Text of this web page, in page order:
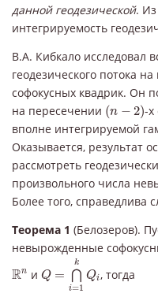
данной геодезической. Из
интегрируемость
В.А. Кибкало исследовал
геодезического потока
софокусных квадрик. Он
на пересечении (n − 2)
(n ) -х
вполне интегрируемой
Оказывается, результат
рассмотреть
произвольного числа
Более того, справедлива
Теорема 1 (Белозеров).
невырожденные
Rn
Rn и Q =
k
⋂
i=1
Qi
Q=⋂i=1kQ i
, тогда